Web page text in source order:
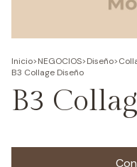
Inicio>NEGOCIOS>Diseño>
B3 Collage Diseño
B3